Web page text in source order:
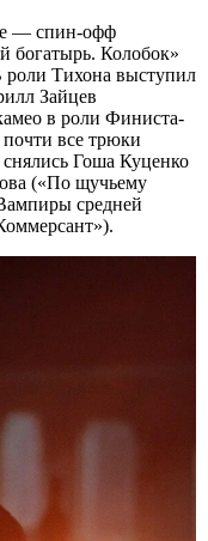
— спин-офф
богатырь. Колобок»
Тихона выступил
Зайцев
в роли Финиста-
все трюки
Гоша Куценко
(«По щучьему
средней